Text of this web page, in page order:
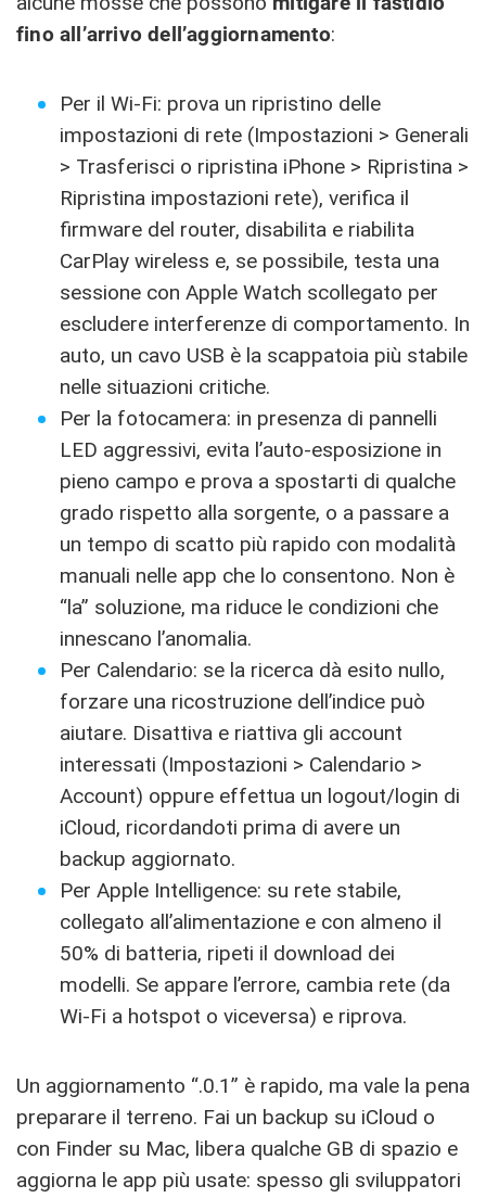
fino all’arrivo dell’aggiornamento:
Per il Wi-Fi: prova un ripristino delle
impostazioni di rete (Impostazioni > Generali
> Trasferisci o ripristina iPhone > Ripristina >
Ripristina impostazioni rete), verifica il
firmware del router, disabilita e riabilita
CarPlay wireless e, se possibile, testa una
sessione con Apple Watch scollegato per
escludere interferenze di comportamento. In
auto, un cavo USB è la scappatoia più stabile
nelle situazioni critiche.
Per la fotocamera: in presenza di pannelli
LED aggressivi, evita l’auto-esposizione in
pieno campo e prova a spostarti di qualche
grado rispetto alla sorgente, o a passare a
un tempo di scatto più rapido con modalità
manuali nelle app che lo consentono. Non è
“la” soluzione, ma riduce le condizioni che
innescano l’anomalia.
Per Calendario: se la ricerca dà esito nullo,
forzare una ricostruzione dell’indice può
aiutare. Disattiva e riattiva gli account
interessati (Impostazioni > Calendario >
Account) oppure effettua un logout/login di
iCloud, ricordandoti prima di avere un
backup aggiornato.
Per Apple Intelligence: su rete stabile,
collegato all’alimentazione e con almeno il
50% di batteria, ripeti il download dei
modelli. Se appare l’errore, cambia rete (da
Wi-Fi a hotspot o viceversa) e riprova.
Un aggiornamento “.0.1” è rapido, ma vale la pena
preparare il terreno. Fai un backup su iCloud o
con Finder su Mac, libera qualche GB di spazio e
aggiorna le app più usate: spesso gli sviluppatori